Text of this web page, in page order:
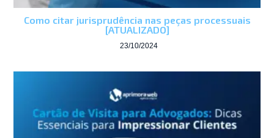
Como citar jurisprudência nas peças processuais
[ATUALIZADO]
23/10/2024